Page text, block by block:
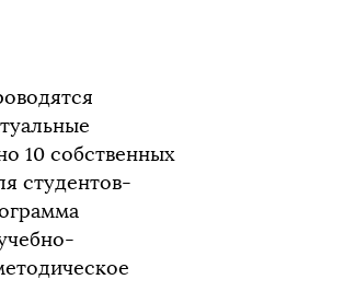
10 собственных
студентов-